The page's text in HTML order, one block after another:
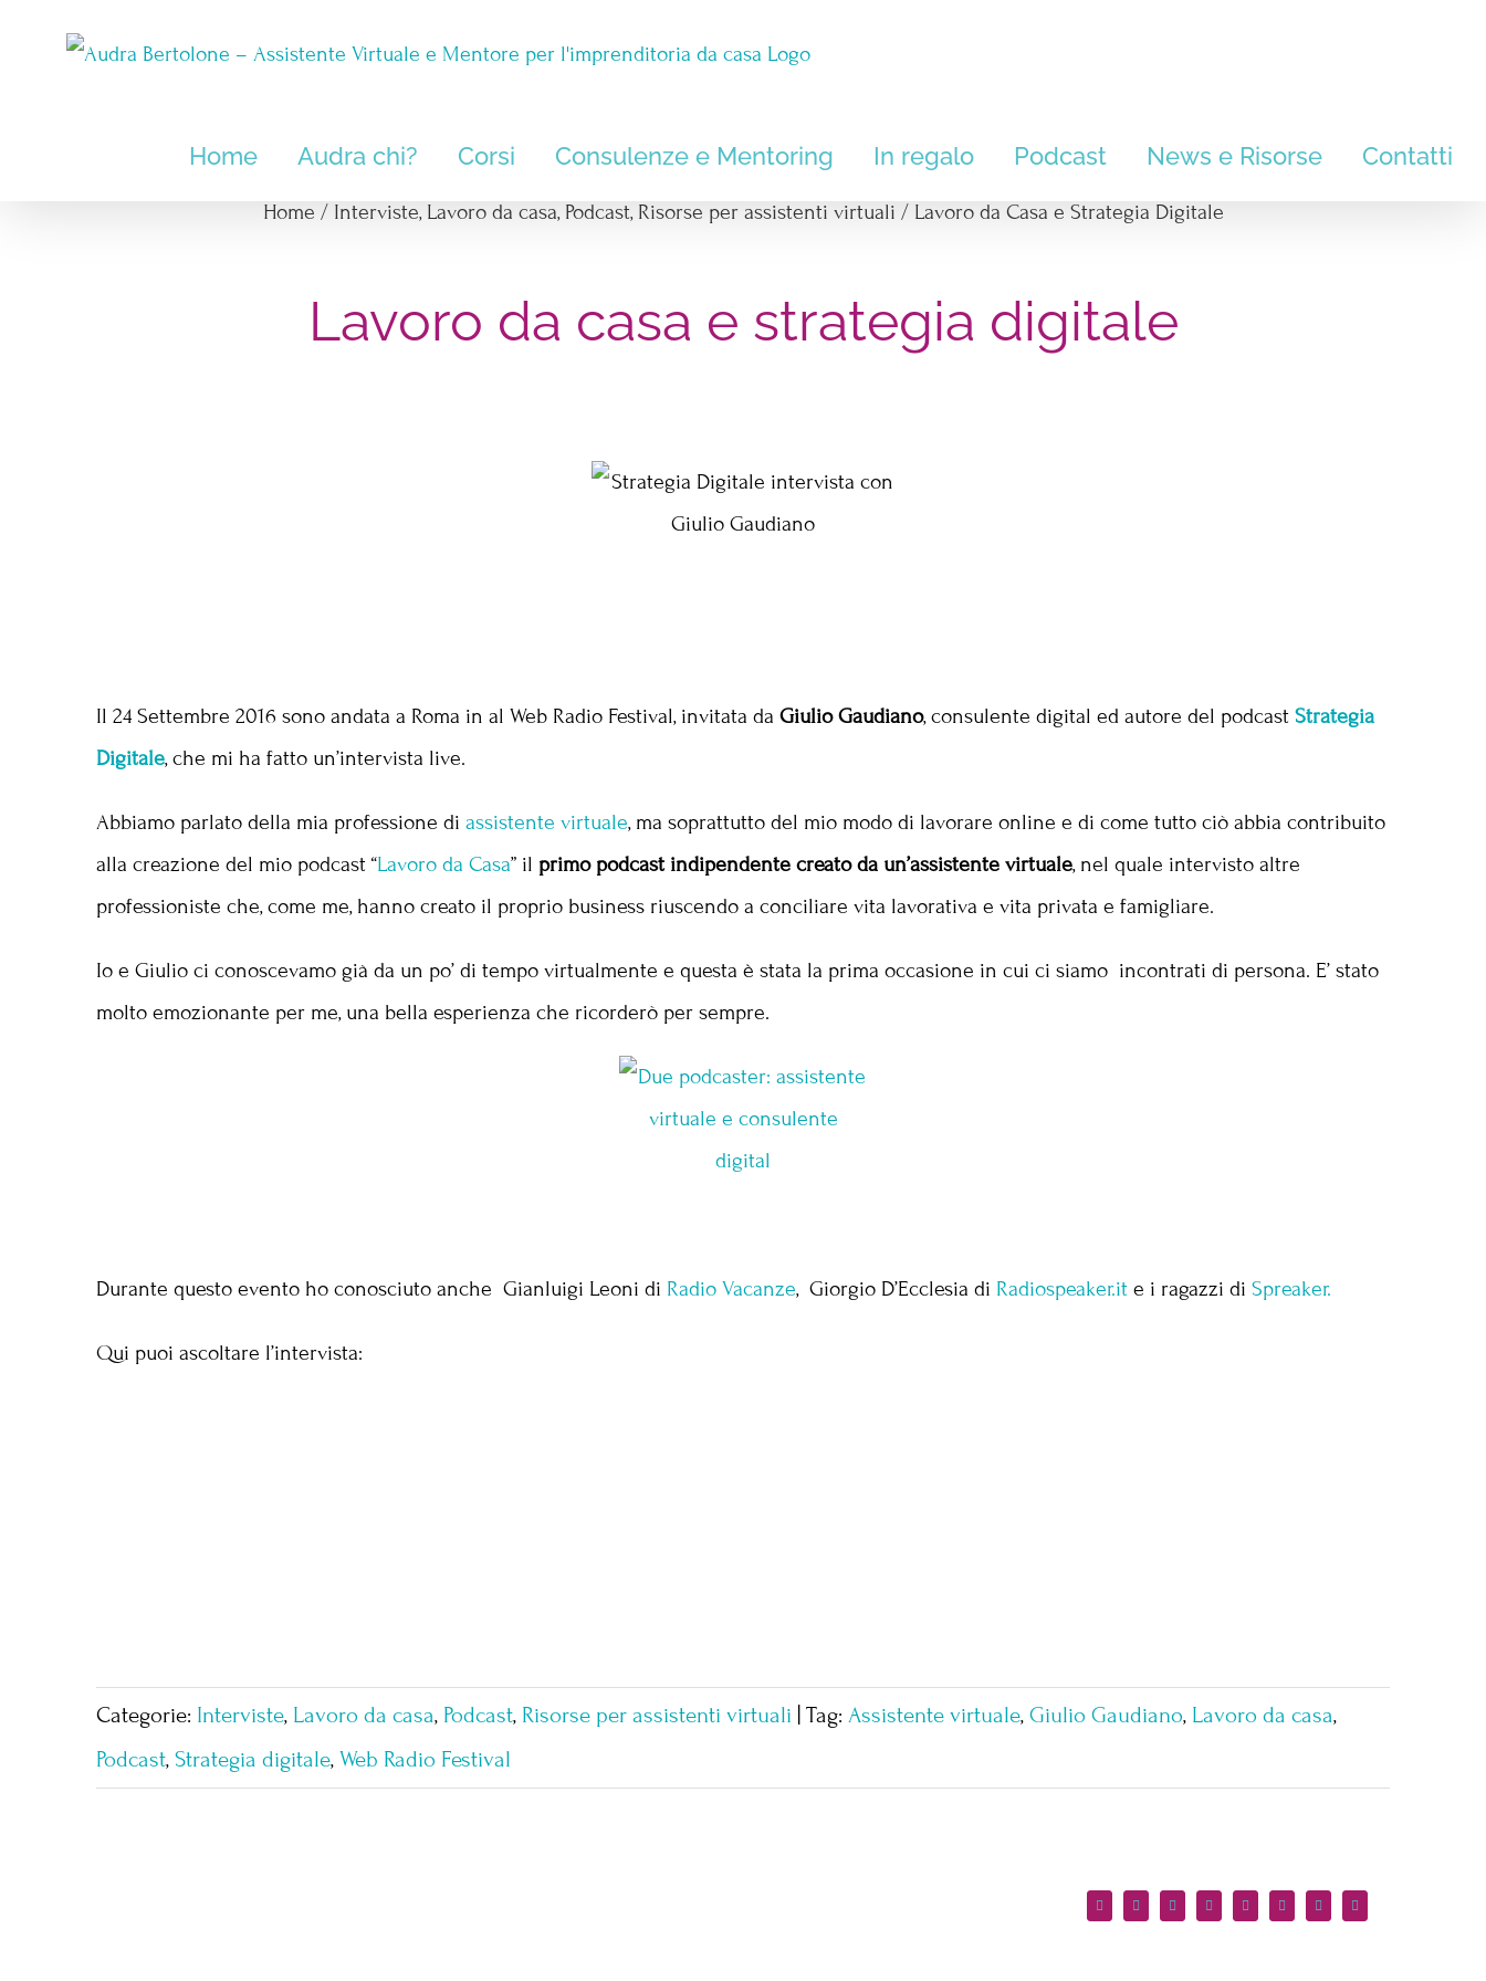
Home Audra chi? Corsi Consulenze e Mentoring In regalo Podcast News e Risorse Contatti
Home / Interviste, Lavoro da casa, Podcast, Risorse per assistenti virtuali / Lavoro da Casa e Strategia Digitale
Lavoro da casa e strategia digitale
Il 24 Settembre 2016 sono andata a Roma in al Web Radio Festival, invitata da Giulio Gaudiano, consulente digital ed autore del podcast Strategia
Digitale, che mi ha fatto un’intervista live.
Abbiamo parlato della mia professione di assistente virtuale, ma soprattutto del mio modo di lavorare online e di come tutto ciò abbia contribuito
alla creazione del mio podcast “Lavoro da Casa” il primo podcast indipendente creato da un’assistente virtuale, nel quale intervisto altre
professioniste che, come me, hanno creato il proprio business riuscendo a conciliare vita lavorativa e vita privata e famigliare.
Io e Giulio ci conoscevamo già da un po’ di tempo virtualmente e questa è stata la prima occasione in cui ci siamo incontrati di persona. E’ stato
molto emozionante per me, una bella esperienza che ricorderò per sempre.
Durante questo evento ho conosciuto anche Gianluigi Leoni di Radio Vacanze, Giorgio D’Ecclesia di Radiospeaker.it e i ragazzi di Spreaker.
Qui puoi ascoltare l’intervista:
Categorie: Interviste, Lavoro da casa, Podcast, Risorse per assistenti virtuali Tag: Assistente virtuale, Giulio Gaudiano, Lavoro da casa,
Podcast, Strategia digitale, Web Radio Festival
FacebookTwitterReddit LinkedInWhatsAppTumblrPinterestEmail